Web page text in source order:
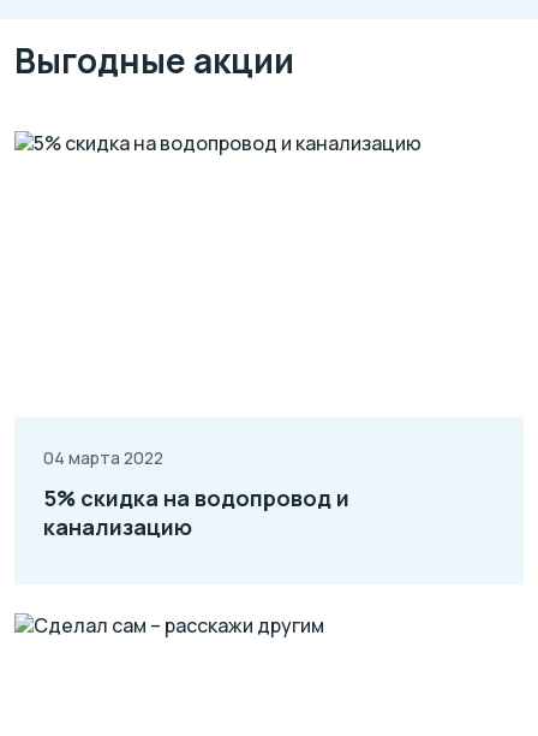
Выгодные акции
04 марта 2022
5% скидка на водопровод и
канализацию